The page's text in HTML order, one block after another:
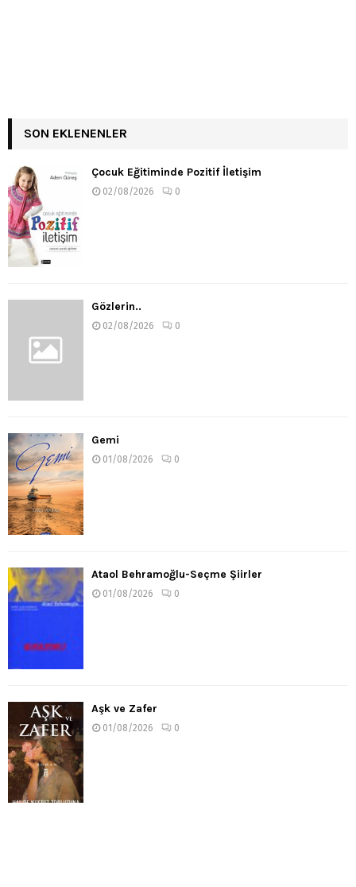
SON EKLENENLER
Çocuk Eğitiminde Pozitif İletişim
02/08/2026 0
Gözlerin..
02/08/2026 0
Gemi
01/08/2026 0
Ataol Behramoğlu-Seçme Şiirler
01/08/2026 0
Aşk ve Zafer
01/08/2026 0